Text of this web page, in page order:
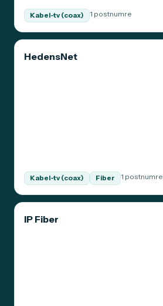
Kabel-tv (coax) 1 postnumre
HedensNet
Kabel-tv (coax) Fiber 1 postnumre
IP Fiber